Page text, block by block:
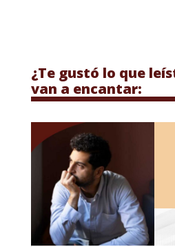
¿Te gustó lo que
van a encantar: